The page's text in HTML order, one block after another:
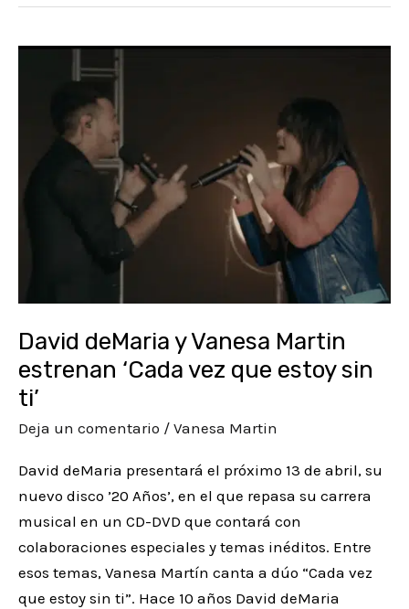
David deMaria y Vanesa Martin
estrenan ‘Cada vez que estoy sin
ti’
Deja un comentario / Vanesa Martin
David deMaria presentará el próximo 13 de abril, su
nuevo disco ’20 Años’, en el que repasa su carrera
musical en un CD-DVD que contará con
colaboraciones especiales y temas inéditos. Entre
esos temas, Vanesa Martín canta a dúo “Cada vez
que estoy sin ti”. Hace 10 años David deMaria
deMaria
Vanesa
estrenan
ti’